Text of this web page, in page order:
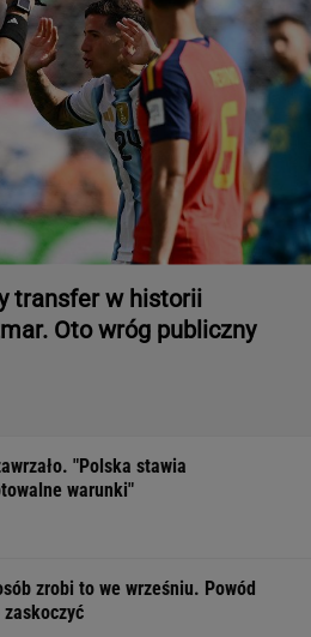
transfer w historii
Oto wróg publiczny
"Polska stawia
warunki"
zrobi to we wrześniu. Powód